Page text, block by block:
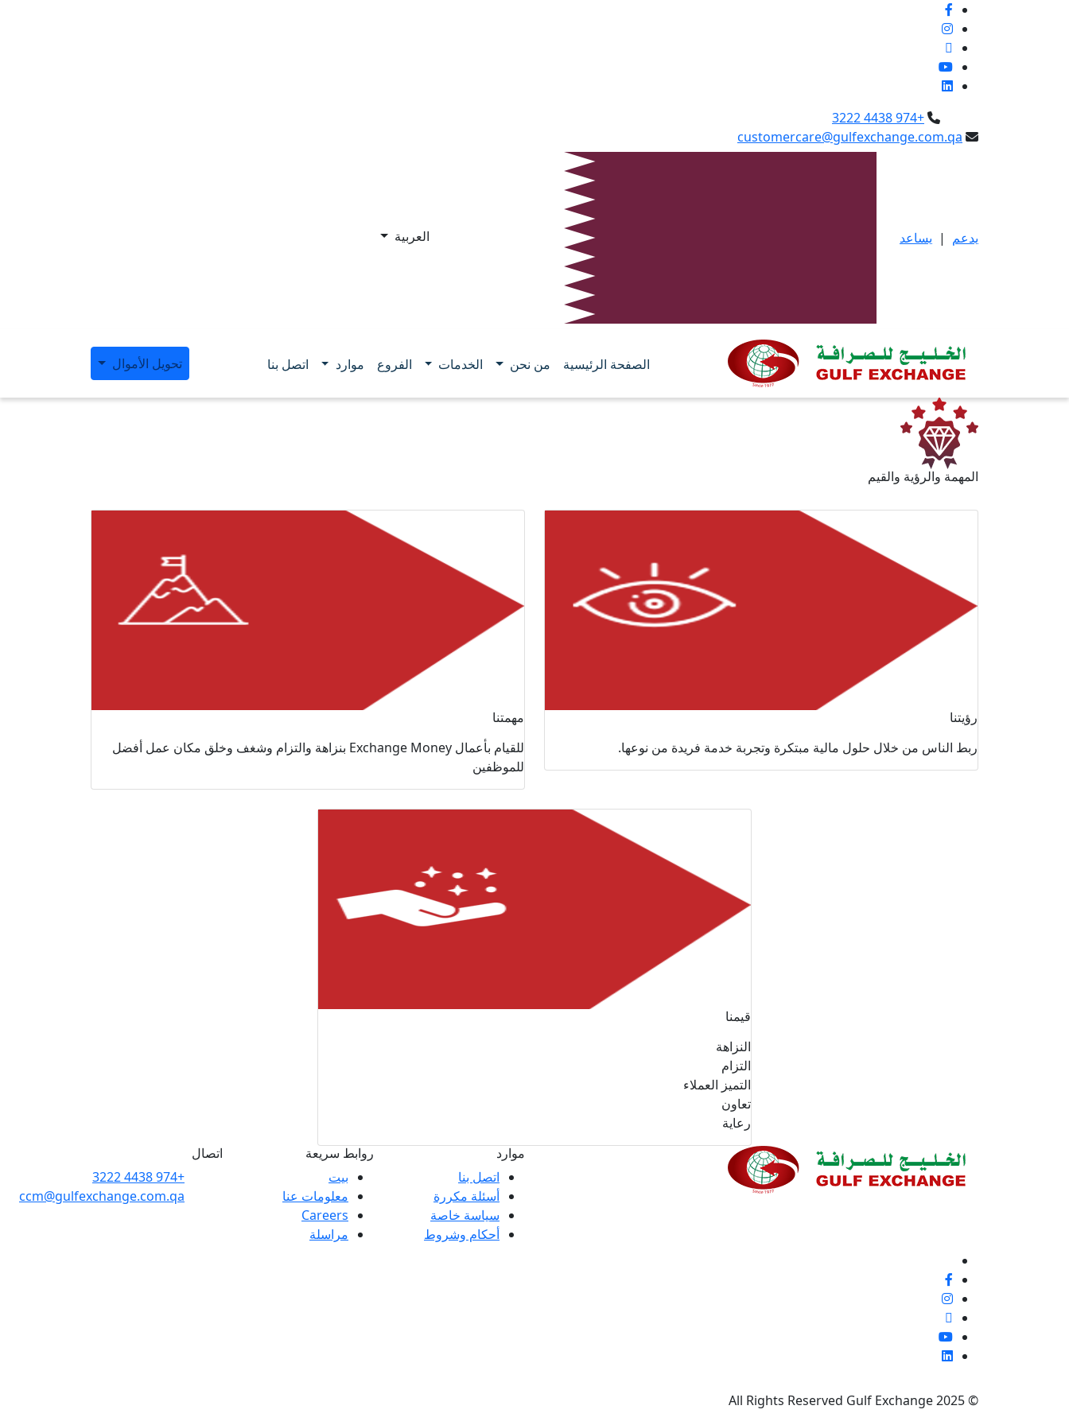
+974 4438 3222
customercare@gulfexchange.com.qa
يدعم | يساعد العربية
الصفحة الرئيسية من نحن الخدمات الفروع موارد اتصل بنا تحويل الأموال
المهمة والرؤية والقيم
رؤيتنا
ربط الناس من خلال حلول مالية مبتكرة وتجربة خدمة فريدة من نوعها.
مهمتنا
للقيام بأعمال Exchange Money بنزاهة والتزام وشغف وخلق مكان عمل أفضل
للموظفين
قيمنا
النزاهة
التزام
التميز العملاء
تعاون
رعاية
موارد
اتصل بنا
أسئلة مكررة
سياسة خاصة
أحكام وشروط
روابط سريعة
بيت
معلومات عنا
Careers
مراسلة
اتصال
+974 4438 3222
ccm@gulfexchange.com.qa
© 2025 All Rights Reserved Gulf Exchange